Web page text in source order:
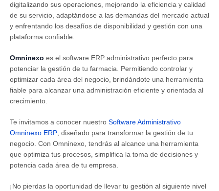
digitalizando sus operaciones, mejorando la eficiencia y calidad
de su servicio, adaptándose a las demandas del mercado actual
y enfrentando los desafíos de disponibilidad y gestión con una
plataforma confiable.
Omninexo es el software ERP administrativo perfecto para
potenciar la gestión de tu farmacia. Permitiendo controlar y
optimizar cada área del negocio, brindándote una herramienta
fiable para alcanzar una administración eficiente y orientada al
crecimiento.
Te invitamos a conocer nuestro Software Administrativo
Omninexo ERP, diseñado para transformar la gestión de tu
negocio. Con Omninexo, tendrás al alcance una herramienta
que optimiza tus procesos, simplifica la toma de decisiones y
potencia cada área de tu empresa.
¡No pierdas la oportunidad de llevar tu gestión al siguiente nivel